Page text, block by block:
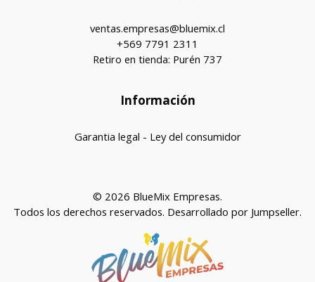
ventas.empresas@bluemix.cl
+569 7791 2311
Retiro en tienda: Purén 737
Información
Garantia legal - Ley del consumidor
© 2026 BlueMix Empresas.
Todos los derechos reservados. Desarrollado por Jumpseller.